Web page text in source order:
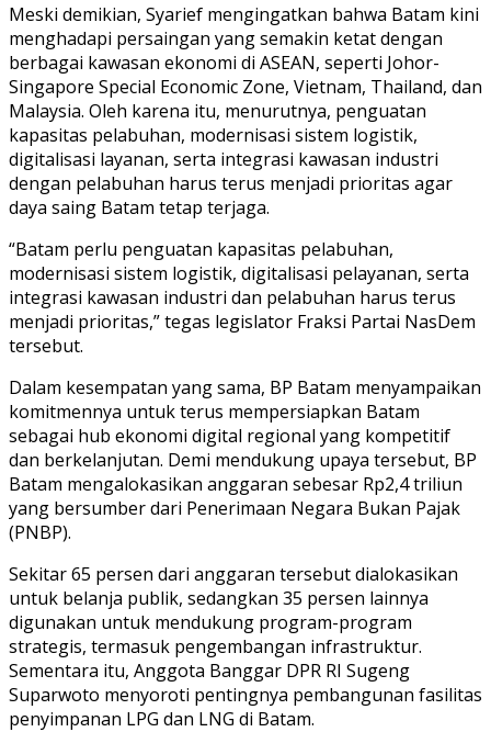
Meski demikian, Syarief mengingatkan bahwa Batam kini
menghadapi persaingan yang semakin ketat dengan
berbagai kawasan ekonomi di ASEAN, seperti Johor-
Singapore Special Economic Zone, Vietnam, Thailand, dan
Malaysia. Oleh karena itu, menurutnya, penguatan
kapasitas pelabuhan, modernisasi sistem logistik,
digitalisasi layanan, serta integrasi kawasan industri
dengan pelabuhan harus terus menjadi prioritas agar
daya saing Batam tetap terjaga.
“Batam perlu penguatan kapasitas pelabuhan,
modernisasi sistem logistik, digitalisasi pelayanan, serta
integrasi kawasan industri dan pelabuhan harus terus
menjadi prioritas,” tegas legislator Fraksi Partai NasDem
tersebut.
Dalam kesempatan yang sama, BP Batam menyampaikan
komitmennya untuk terus mempersiapkan Batam
sebagai hub ekonomi digital regional yang kompetitif
dan berkelanjutan. Demi mendukung upaya tersebut, BP
Batam mengalokasikan anggaran sebesar Rp2,4 triliun
yang bersumber dari Penerimaan Negara Bukan Pajak
(PNBP).
Sekitar 65 persen dari anggaran tersebut dialokasikan
untuk belanja publik, sedangkan 35 persen lainnya
digunakan untuk mendukung program-program
strategis, termasuk pengembangan infrastruktur.
Sementara itu, Anggota Banggar DPR RI Sugeng
Suparwoto menyoroti pentingnya pembangunan fasilitas
penyimpanan LPG dan LNG di Batam.